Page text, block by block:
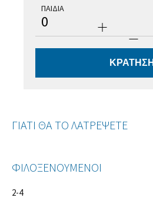
ΠΑΙΔΙΑ
0
ΚΡΑΤΗΣΗ
ΓΙΑΤΙ ΘΑ ΤΟ ΛΑΤΡΕΨΕΤΕ
ΦΙΛΟΞΕΝΟΥΜΕΝΟΙ
2-4